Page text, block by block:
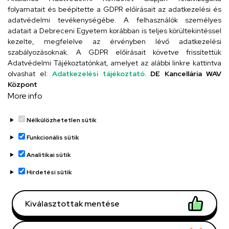
Szervezeti telefonkönyv
UD telefonkönyv
Adatvédelem
Adatvédelem
Régi oldal
Technikai információk
folyamatait és beépítette a GDPR előírásait az adatkezelési és
adatvédelmi tevékenységébe. A felhasználók személyes
adatait a Debreceni Egyetem korábban is teljes körültekintéssel
kezelte, megfelelve az érvényben lévő adatkezelési
szabályozásoknak. A GDPR előírásait követve frissítettük
Adatvédelmi Tájékoztatónkat, amelyet az alábbi linkre kattintva
olvashat el: Adatkezelési tájékoztató. DE Kancellária WAV
Központ
More info
Nélkülözhetetlen sütik
Funkcionális sütik
Analitikai sütik
Hirdetési sütik
Kiválasztottak mentése